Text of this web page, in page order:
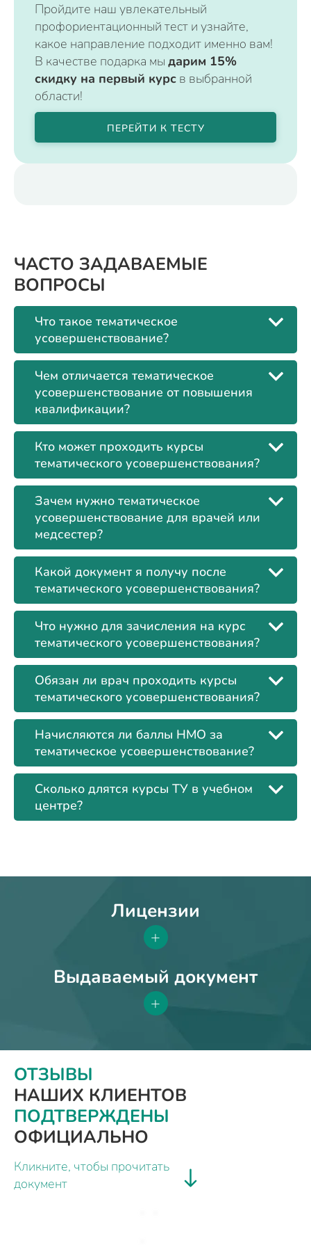
Пройдите наш увлекательный
профориентационный тест и узнайте,
какое направление подходит именно вам!
В качестве подарка мы дарим 15%
скидку на первый курс в выбранной
области!
ПЕРЕЙТИ К ТЕСТУ
ЧАСТО ЗАДАВАЕМЫЕ
ВОПРОСЫ
Что такое тематическое
усовершенствование?
Чем отличается тематическое
усовершенствование от повышения
квалификации?
Кто может проходить курсы
тематического усовершенствования?
Зачем нужно тематическое
усовершенствование для врачей или
медсестер?
Какой документ я получу после
тематического усовершенствования?
Что нужно для зачисления на курс
тематического усовершенствования?
Обязан ли врач проходить курсы
тематического усовершенствования?
Начисляются ли баллы НМО за
тематическое усовершенствование?
Сколько длятся курсы ТУ в учебном
центре?
Лицензии
+
Выдаваемый документ
+
ОТЗЫВЫ
НАШИХ КЛИЕНТОВ
ПОДТВЕРЖДЕНЫ
ОФИЦИАЛЬНО
Кликните, чтобы прочитать
документ